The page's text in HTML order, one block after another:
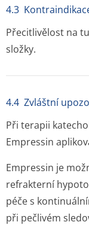
4.3
Přecitlivělost na
složky.
4.4 Zvláštní
Při terapii
Empressin
Empressin je
refrakterní
péče s
při pečlivém